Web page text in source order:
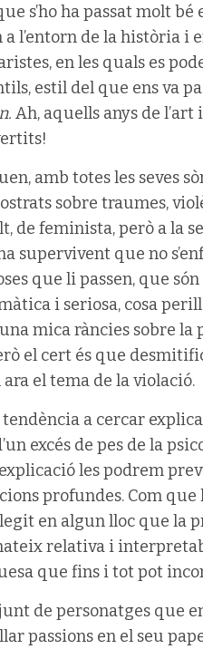
s’ho ha passat molt
l’entorn de la història i
en les quals es
estil del que ens va
Ah, aquells anys de
amb totes les seves
sobre traumes,
de feminista, però a la
supervivent que no
que li passen, que
i seriosa, cosa
mica ràncies sobre la
el cert és que
el tema de la violació.
a cercar
excés de pes de la
les podrem
profundes. Com que
en algun lloc que la
relativa i
que fins i tot pot
de personatges que
passions en el seu